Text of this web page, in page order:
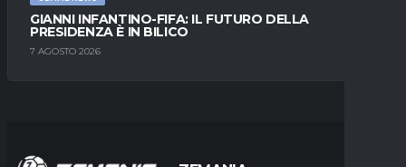
GIANNI INFANTINO-FIFA: IL FUTURO DELLA
PRESIDENZA È IN BILICO
7 AGOSTO 2026